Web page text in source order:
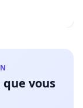
que vous